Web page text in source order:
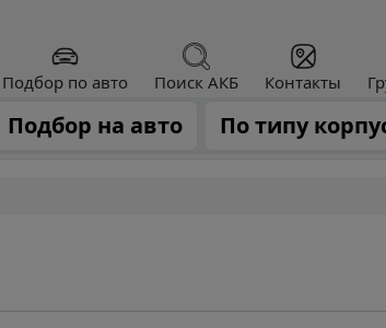
Подбор по авто Поиск АКБ Контакты
Подбор на авто По типу